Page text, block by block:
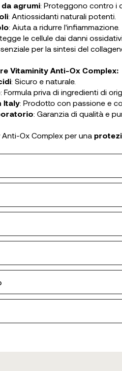
agrumi: Proteggono contro i
: Antiossidanti naturali potenti.
: Aiuta a ridurre l'infiammazione.
le cellule dai danni ossidativi.
per la sintesi del
Vitaminity Anti-Ox Complex:
: Sicuro e naturale.
: Formula priva di ingredienti di
Italy: Prodotto con passione e
: Garanzia di qualità e
Ox Complex per una